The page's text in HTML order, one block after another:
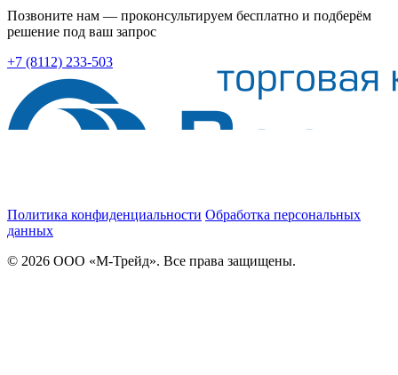
Позвоните нам — проконсультируем бесплатно и подберём
решение под ваш запрос
+7 (8112) 233-503
Политика конфиденциальности Обработка персональных
данных
© 2026 ООО «М-Трейд». Все права защищены.